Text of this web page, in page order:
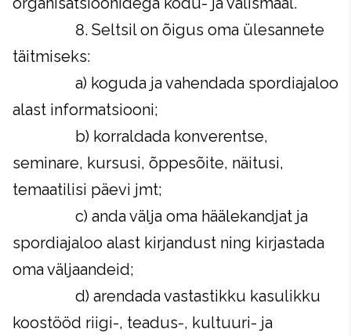
8. Seltsil on õigus oma ülesannete
täitmiseks:
a) koguda ja vahendada spordiajaloo
alast informatsiooni;
b) korraldada konverentse,
seminare, kursusi, õppesõite, näitusi,
temaatilisi päevi jmt;
c) anda välja oma häälekandjat ja
spordiajaloo alast kirjandust ning kirjastada
oma väljaandeid;
d) arendada vastastikku kasulikku
koostööd riigi-, teadus-, kultuuri- ja